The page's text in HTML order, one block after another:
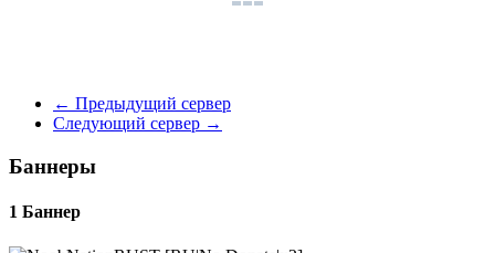
← Предыдущий сервер
Следующий сервер →
Баннеры
1 Баннер